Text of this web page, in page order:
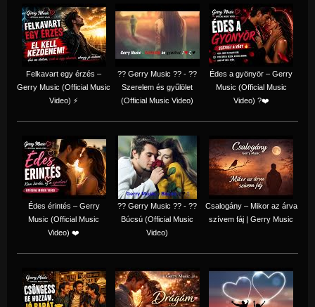
Felkavart egy érzés –
Gerry Music (Official Music
Video) ⚡
?? Gerry Music ?? - ??
Szerelem és gyűlölet
(Official Music Video)
Édes a gyönyör – Gerry
Music (Official Music
Video) ?❤️
Édes érintés – Gerry
Music (Official Music
Video) ❤️
?? Gerry Music ?? - ??
Búcsú (Official Music
Video)
Csalogány – Mikor az árva
szívem fáj | Gerry Music